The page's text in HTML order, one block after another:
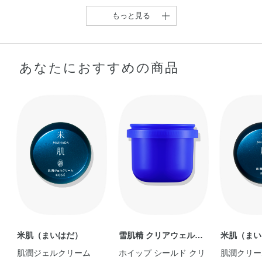
【日本初！肌の水分保持
能改善とシワ改善を …
Kiki
【うるおい＋シワ改善💧
高保水密封バーム …
潤いシールドを纏ってし
っとりなめらか肌に …
【限定ミニサイズコス
メ】 ミニサイズコ …
【ONE BY KOSE セラム
シールド …
mari
【うるおいもシワも改
善！高保水密封 …
ONE BY KOSE セラム
シールド …
risa
もっと見る
あなたにおすすめの商品
米肌（まいはだ）
肌潤ジェルクリーム
雪肌精 クリアウェルネ
ス
ホイップ シールド クリ
米肌（ま
肌潤クリ